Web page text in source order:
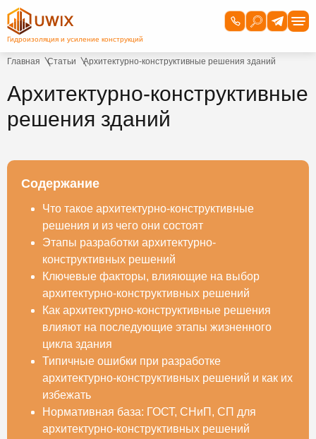
Главная Статьи Архитектурно-конструктивные решения зданий
Архитектурно-конструктивные
решения зданий
Содержание
Что такое архитектурно-конструктивные
решения и из чего они состоят
Этапы разработки архитектурно-
конструктивных решений
Ключевые факторы, влияющие на выбор
архитектурно-конструктивных решений
Как архитектурно-конструктивные решения
влияют на последующие этапы жизненного
цикла здания
Типичные ошибки при разработке
архитектурно-конструктивных решений и как их
избежать
Нормативная база: ГОСТ, СНиП, СП для
архитектурно-конструктивных решений